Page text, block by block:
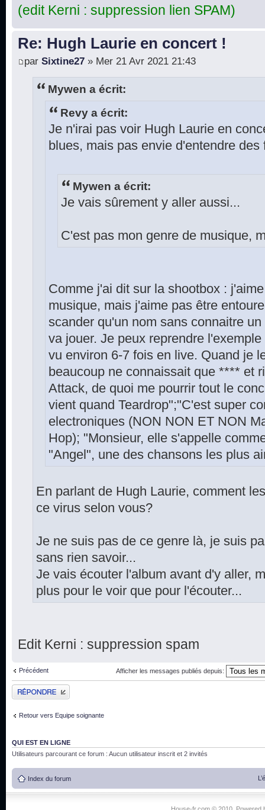
(edit Kerni : suppression lien SPAM)
Re: Hugh Laurie en concert !
par Sixtine27 » Mer 21 Avr 2021 21:43
Mywen a écrit:
Revy a écrit:
Je n'irai pas voir Hugh Laurie en
blues, mais pas envie d'entendre
Mywen a écrit:
Je vais sûrement y aller aussi...
C'est pas mon genre de musique,
Comme j'ai dit sur la shootbox :
musique, mais j'aime pas être
scander qu'un nom sans connaitre
va jouer. Je peux reprendre
vu environ 6-7 fois en live. Quand je
beaucoup ne connaissait que **** et
Attack, de quoi me pourrir tout le
vient quand Teardrop";"C'est super
electroniques (NON NON ET NON
Hop); "Monsieur, elle s'appelle
"Angel", une des chansons les plus
En parlant de Hugh Laurie, comment
ce virus selon vous?
Je ne suis pas de ce genre là, je suis
sans rien savoir...
Je vais écouter l'album avant d'y aller,
plus pour le voir que pour l'écouter...
Edit Kerni : suppression spam
Précédent Afficher les messages publiés depuis:
Publier une réponse
Retour vers Equipe soignante
QUI EST EN LIGNE
Utilisateurs parcourant ce forum : Aucun utilisateur inscrit et 2 invités
Index du forum